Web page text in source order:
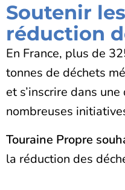
Soutenir
réduction
En France, plus de
tonnes de déchets
et s’inscrire dans
nombreuses
Touraine Propre
la réduction des